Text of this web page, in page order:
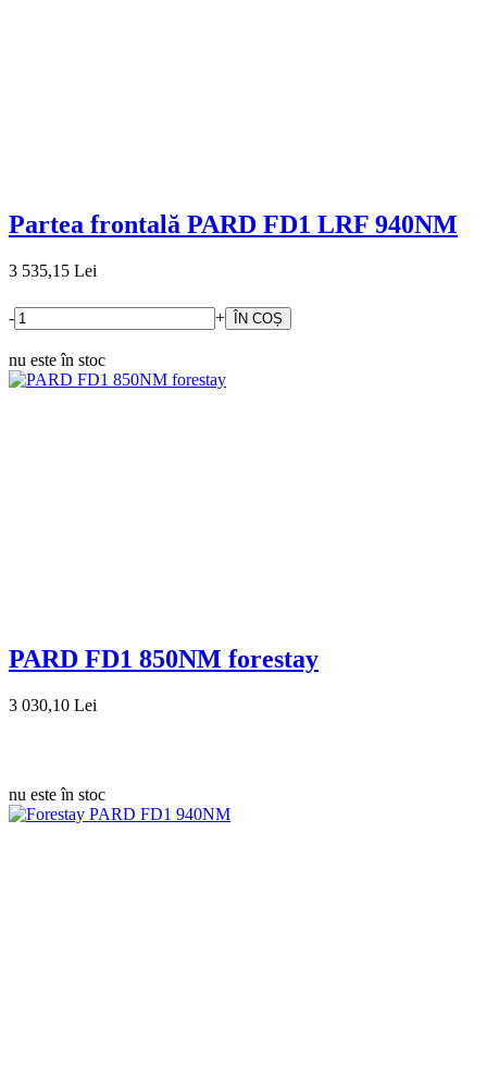
Partea frontală PARD FD1 LRF 940NM
3 535,15 Lei
- +
nu este în stoc
PARD FD1 850NM forestay
3 030,10 Lei
nu este în stoc